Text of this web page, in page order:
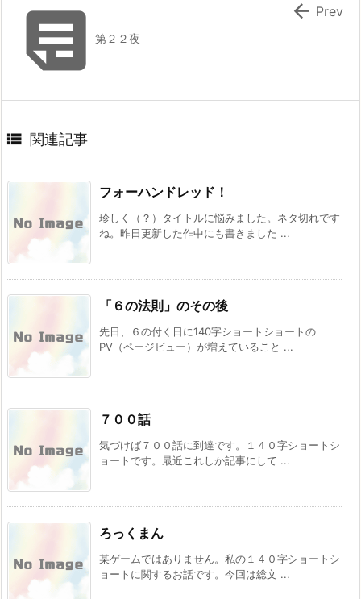
第２２夜
 Prev
 関連記事
フォーハンドレッド！
珍しく（？）タイトルに悩みました。ネタ切れです
ね。昨日更新した作中にも書きました ...
「６の法則」のその後
先日、６の付く日に140字ショートショートの
PV（ページビュー）が増えていること ...
７００話
気づけば７００話に到達です。１４０字ショートシ
ョートです。最近これしか記事にして ...
ろっくまん
某ゲームではありません。私の１４０字ショートシ
ョートに関するお話です。今回は総文 ...